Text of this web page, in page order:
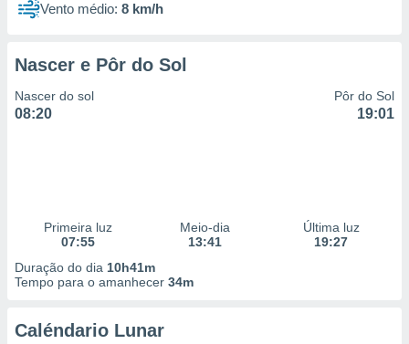
Vento médio: 8 km/h
Nascer e Pôr do Sol
Nascer do sol
08:20
Pôr do Sol
19:01
Primeira luz
07:55
Meio-dia
13:41
Última luz
19:27
Duração do dia 10h41m
Tempo para o amanhecer 34m
Caléndario Lunar